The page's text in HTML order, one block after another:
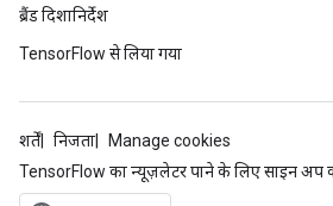
ब्रैंड दिशानिर्देश
TensorFlow से लिया गया
शर्तें निजता
Manage cookies
TensorFlow का न्यूज़लेटर पाने के लिए साइन अप